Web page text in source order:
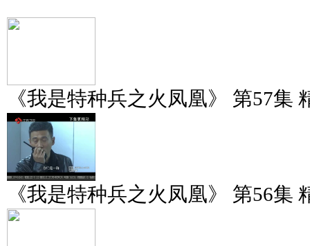
《我是特种兵之火凤凰》 第57集
《我是特种兵之火凤凰》 第56集